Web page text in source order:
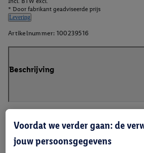
* Door fabrikant geadviseerde prijs
Levering
Artikelnummer: 100239516
Beschrijving
Voordat we verder gaan: de
jouw persoonsgegevens